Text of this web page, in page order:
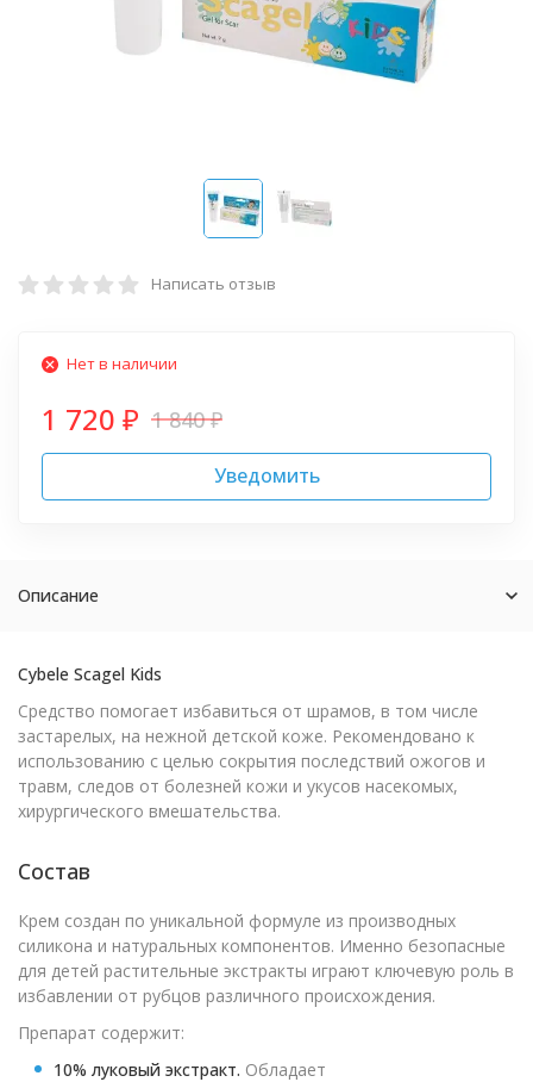
Написать отзыв
Нет в наличии
1 720 ₽ 1 840₽
Уведомить
Описание
Cybele Scagel Kids
Средство помогает избавиться от шрамов, в том числе
застарелых, на нежной детской коже. Рекомендовано к
использованию с целью сокрытия последствий ожогов и
травм, следов от болезней кожи и укусов насекомых,
хирургического вмешательства.
Состав
Крем создан по уникальной формуле из производных
силикона и натуральных компонентов. Именно безопасные
для детей растительные экстракты играют ключевую роль в
избавлении от рубцов различного происхождения.
Препарат содержит:
10% луковый экстракт. Обладает